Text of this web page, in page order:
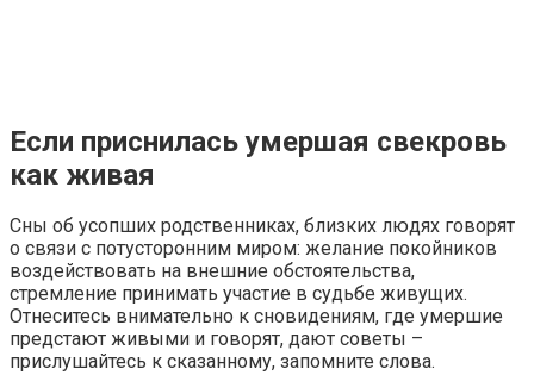
Если приснилась умершая свекровь
как живая
Сны об усопших родственниках, близких людях говорят
о связи с потусторонним миром: желание покойников
воздействовать на внешние обстоятельства,
стремление принимать участие в судьбе живущих.
Отнеситесь внимательно к сновидениям, где умершие
предстают живыми и говорят, дают советы –
прислушайтесь к сказанному, запомните слова.